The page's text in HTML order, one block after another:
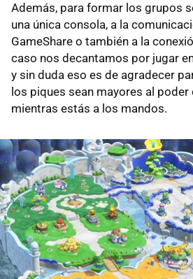
Además, para formar los grupos
una única consola, a la
GameShare o también a la
caso nos decantamos por jugar
y sin duda eso es de agradecer
los piques sean mayores al
mientras estás a los mandos.